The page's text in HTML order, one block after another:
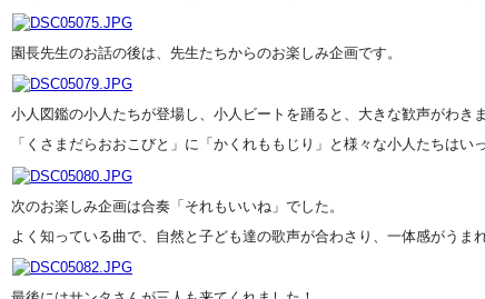
園長先生のお話の後は、先生たちからのお楽しみ企画です。
小人図鑑の小人たちが登場し、小人ビートを踊ると、大きな歓声がわきま
「くさまだらおおこびと」に「かくれももじり」と様々な小人たちはい
次のお楽しみ企画は合奏「それもいいね」でした。
よく知っている曲で、自然と子ども達の歌声が合わさり、一体感がうまれ